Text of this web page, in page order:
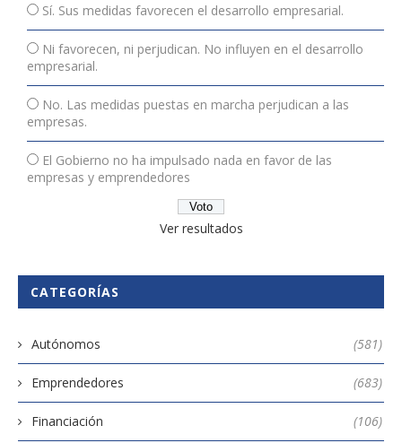
Sí. Sus medidas favorecen el desarrollo empresarial.
Ni favorecen, ni perjudican. No influyen en el desarrollo
empresarial.
No. Las medidas puestas en marcha perjudican a las
empresas.
El Gobierno no ha impulsado nada en favor de las
empresas y emprendedores
Ver resultados
CATEGORÍAS
Autónomos (581)
Emprendedores (683)
Financiación (106)